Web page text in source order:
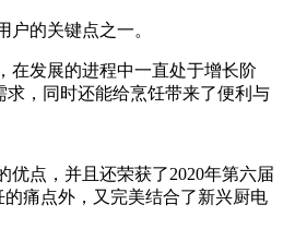
的关键点之一。
在发展的进程中一直处于增长阶
求，同时还能给烹饪带来了便利与
点，并且还荣获了2020年第六届
痛点外，又完美结合了新兴厨电